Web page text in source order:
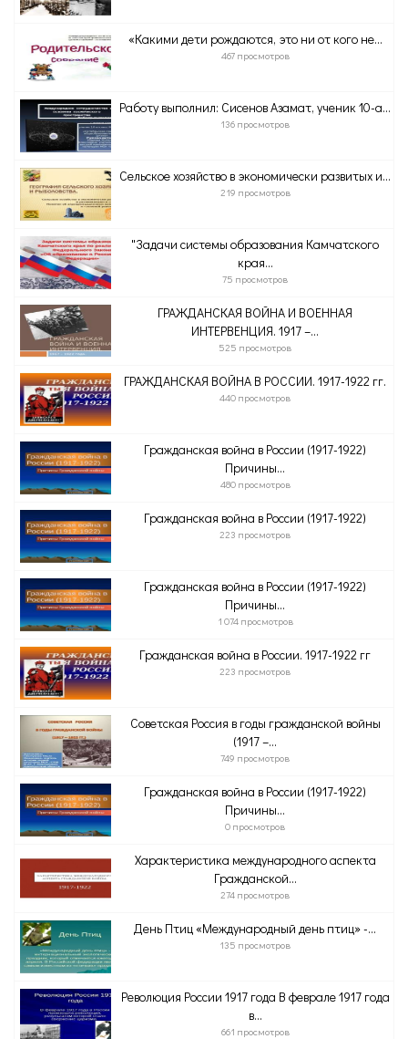
«Какими дети рождаются, это ни от кого не...
467 просмотров
Работу выполнил: Сисенов Азамат, ученик 10-а...
136 просмотров
Сельское хозяйство в экономически развитых и...
219 просмотров
"Задачи системы образования Камчатского
края...
75 просмотров
ГРАЖДАНСКАЯ ВОЙНА И ВОЕННАЯ
ИНТЕРВЕНЦИЯ. 1917 –...
525 просмотров
ГРАЖДАНСКАЯ ВОЙНА В РОССИИ. 1917-1922 гг.
440 просмотров
Гражданская война в России (1917-1922)
Причины...
480 просмотров
Гражданская война в России (1917-1922)
223 просмотров
Гражданская война в России (1917-1922)
Причины...
1 074 просмотров
Гражданская война в России. 1917-1922 гг
223 просмотров
Советская Россия в годы гражданской войны
(1917 –...
749 просмотров
Гражданская война в России (1917-1922)
Причины...
0 просмотров
Характеристика международного аспекта
Гражданской...
274 просмотров
День Птиц «Международный день птиц» -...
135 просмотров
Революция России 1917 года В феврале 1917 года
в...
661 просмотров